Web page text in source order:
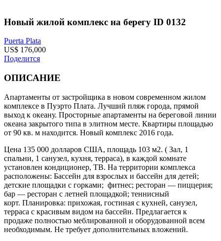
Новый жилой комплекс на берегу ID 0132
Puerta Plata
US$ 176,000
Поделится
ОПИСАНИЕ
Апартаменты от застройщика в новом современном жилом
комплексе в Пуэрто Плата. Лучший пляж города, прямой
выход к океану. Просторные апартаменты на береговой линии
океана закрытого типа в элитном месте. Квартиры площадью
от 90 кв. м находится. Новый комплекс 2016 года.
Цена 135 000 долларов США, площадь 103 м2. ( Зал, 1
спальни, 1 санузел, кухня, терраса), в каждой комнате
установлен кондиционер, ТВ. На территории комплекса
расположены: Бассейн для взрослых и бассейн для детей;
детские площадки с горками; фитнес; ресторан — пиццерия;
бар — ресторан с летней площадкой; теннисный
корт. Планировка: прихожая, гостиная с кухней, санузел,
терраса с красивым видом на бассейн. Предлагается к
продаже полностью меблированной и оборудованной всем
необходимым. Не требует дополнительных вложений.